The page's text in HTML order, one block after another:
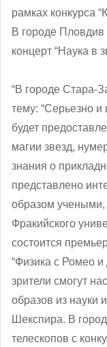
рамках конкурса
В городе Пловдив
концерт “Наука в
“В городе Стара-
тему: “Серьезно и
будет
магии звезд,
знания о
представлено
образом учеными,
Фракийского
состоится
“Физика с Ромео и
зрители смогут
образов из науки
Шекспира. В
телескопов с